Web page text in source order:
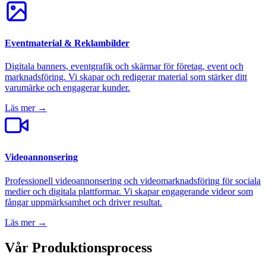
Eventmaterial & Reklambilder
Digitala banners, eventgrafik och skärmar för företag, event och
marknadsföring. Vi skapar och redigerar material som stärker ditt
varumärke och engagerar kunder.
Läs mer →
Videoannonsering
Professionell videoannonsering och videomarknadsföring för sociala
medier och digitala plattformar. Vi skapar engagerande videor som
fångar uppmärksamhet och driver resultat.
Läs mer →
Vår Produktionsprocess